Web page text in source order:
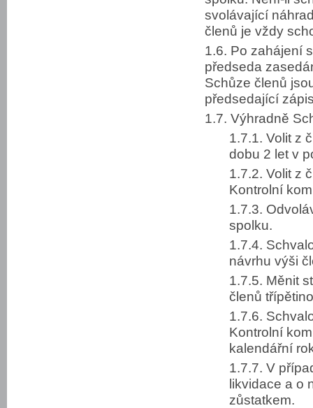
svolávající
členů je vždy
1.6. Po zahájení
předseda
Schůze členů
předsedající
1.7. Výhradně
1.7.1. Volit z
dobu 2 let v
1.7.2. Volit z
Kontrolní
1.7.3.
spolku.
1.7.4.
návrhu výši
1.7.5. Měnit
členů
1.7.6.
Kontrolní
kalendářní
1.7.7. V
likvidace a o
zůstatkem.